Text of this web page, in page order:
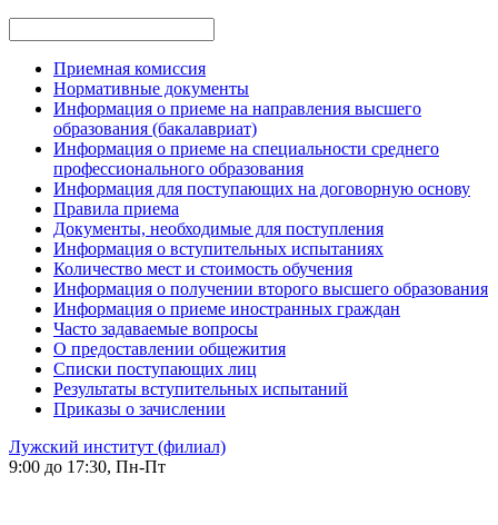
Приемная комиссия
Нормативные документы
Информация о приеме на направления высшего
образования (бакалавриат)
Информация о приеме на специальности среднего
профессионального образования
Информация для поступающих на договорную основу
Правила приема
Документы, необходимые для поступления
Информация о вступительных испытаниях
Количество мест и стоимость обучения
Информация о получении второго высшего образования
Информация о приеме иностранных граждан
Часто задаваемые вопросы
О предоставлении общежития
Списки поступающих лиц
Результаты вступительных испытаний
Приказы о зачислении
Лужский институт (филиал)
9:00 до 17:30, Пн-Пт